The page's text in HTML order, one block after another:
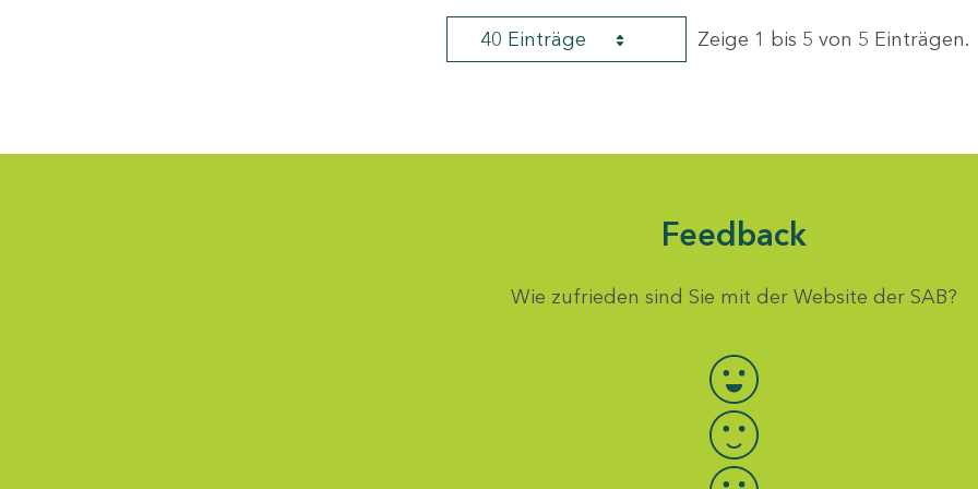
40 Einträge Zeige 1 bis 5 von 5 Einträgen.
Feedback
Wie zufrieden sind Sie mit der Website der SAB?
Bewertung auswählen